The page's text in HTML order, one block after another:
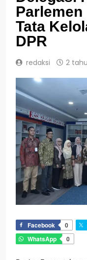
Tata
DPR
redaksi 2
Facebook 0
WhatsApp
0